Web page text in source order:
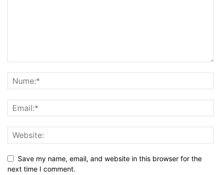
Save my name, email, and website in this browser for the
next time I comment.